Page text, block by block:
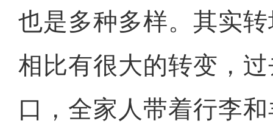
也是多种多样。其实
相比有很大的转变，
口，全家人带着行李